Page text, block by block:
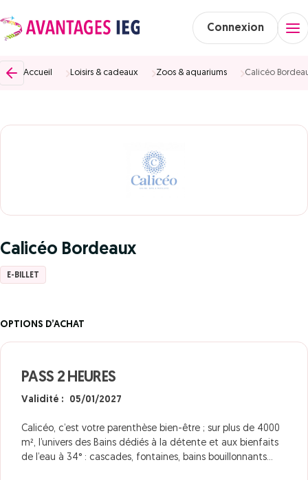
Connexion
Accueil Loisirs & cadeaux Zoos & aquariums Calicéo
Calicéo Bordeaux
E-BILLET
OPTIONS D’ACHAT
PASS 2 HEURES
Validité : 05/01/2027
Calicéo, c’est votre parenthèse bien-être ; sur plus de 4000
m², l’univers des Bains dédiés à la détente et aux bienfaits
de l’eau à 34° : cascades, fontaines, bains bouillonnants…